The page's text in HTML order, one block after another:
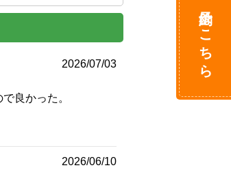
2026/07/03
良かった。
2026/06/10
予約はこちら